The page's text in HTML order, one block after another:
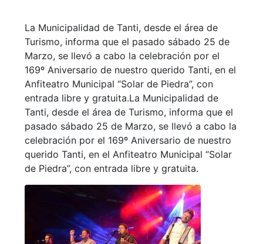
La Municipalidad de Tanti, desde el área de
Turismo, informa que el pasado sábado 25 de
Marzo, se llevó a cabo la celebración por el
169º Aniversario de nuestro querido Tanti, en el
Anfiteatro Municipal “Solar de Piedra”, con
entrada libre y gratuita.La Municipalidad de
Tanti, desde el área de Turismo, informa que el
pasado sábado 25 de Marzo, se llevó a cabo la
celebración por el 169º Aniversario de nuestro
querido Tanti, en el Anfiteatro Municipal “Solar
de Piedra”, con entrada libre y gratuita.